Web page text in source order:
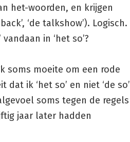
het-woorden, en krijgen
‘de talkshow’). Logisch.
in ‘het so’?
soms moeite om een rode
ik ‘het so’ en niet ‘de so’
soms tegen de regels
jaar later hadden